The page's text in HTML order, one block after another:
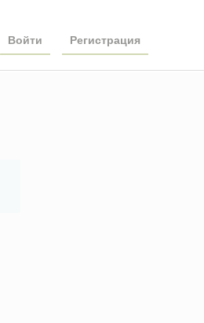
Войти Регистрация